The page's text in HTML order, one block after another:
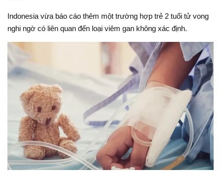
Indonesia vừa báo cáo thêm một trường hợp trẻ 2 tuổi tử vong
nghi ngờ có liên quan đến loại viêm gan không xác định.